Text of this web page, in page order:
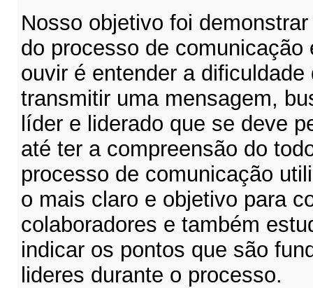
Nosso objetivo foi
do processo de comunicação
ouvir é entender a
transmitir uma mensagem,
líder e liderado que se deve
até ter a compreensão do
processo de comunicação
o mais claro e objetivo para
colaboradores e também
indicar os pontos que são
lideres durante o processo.